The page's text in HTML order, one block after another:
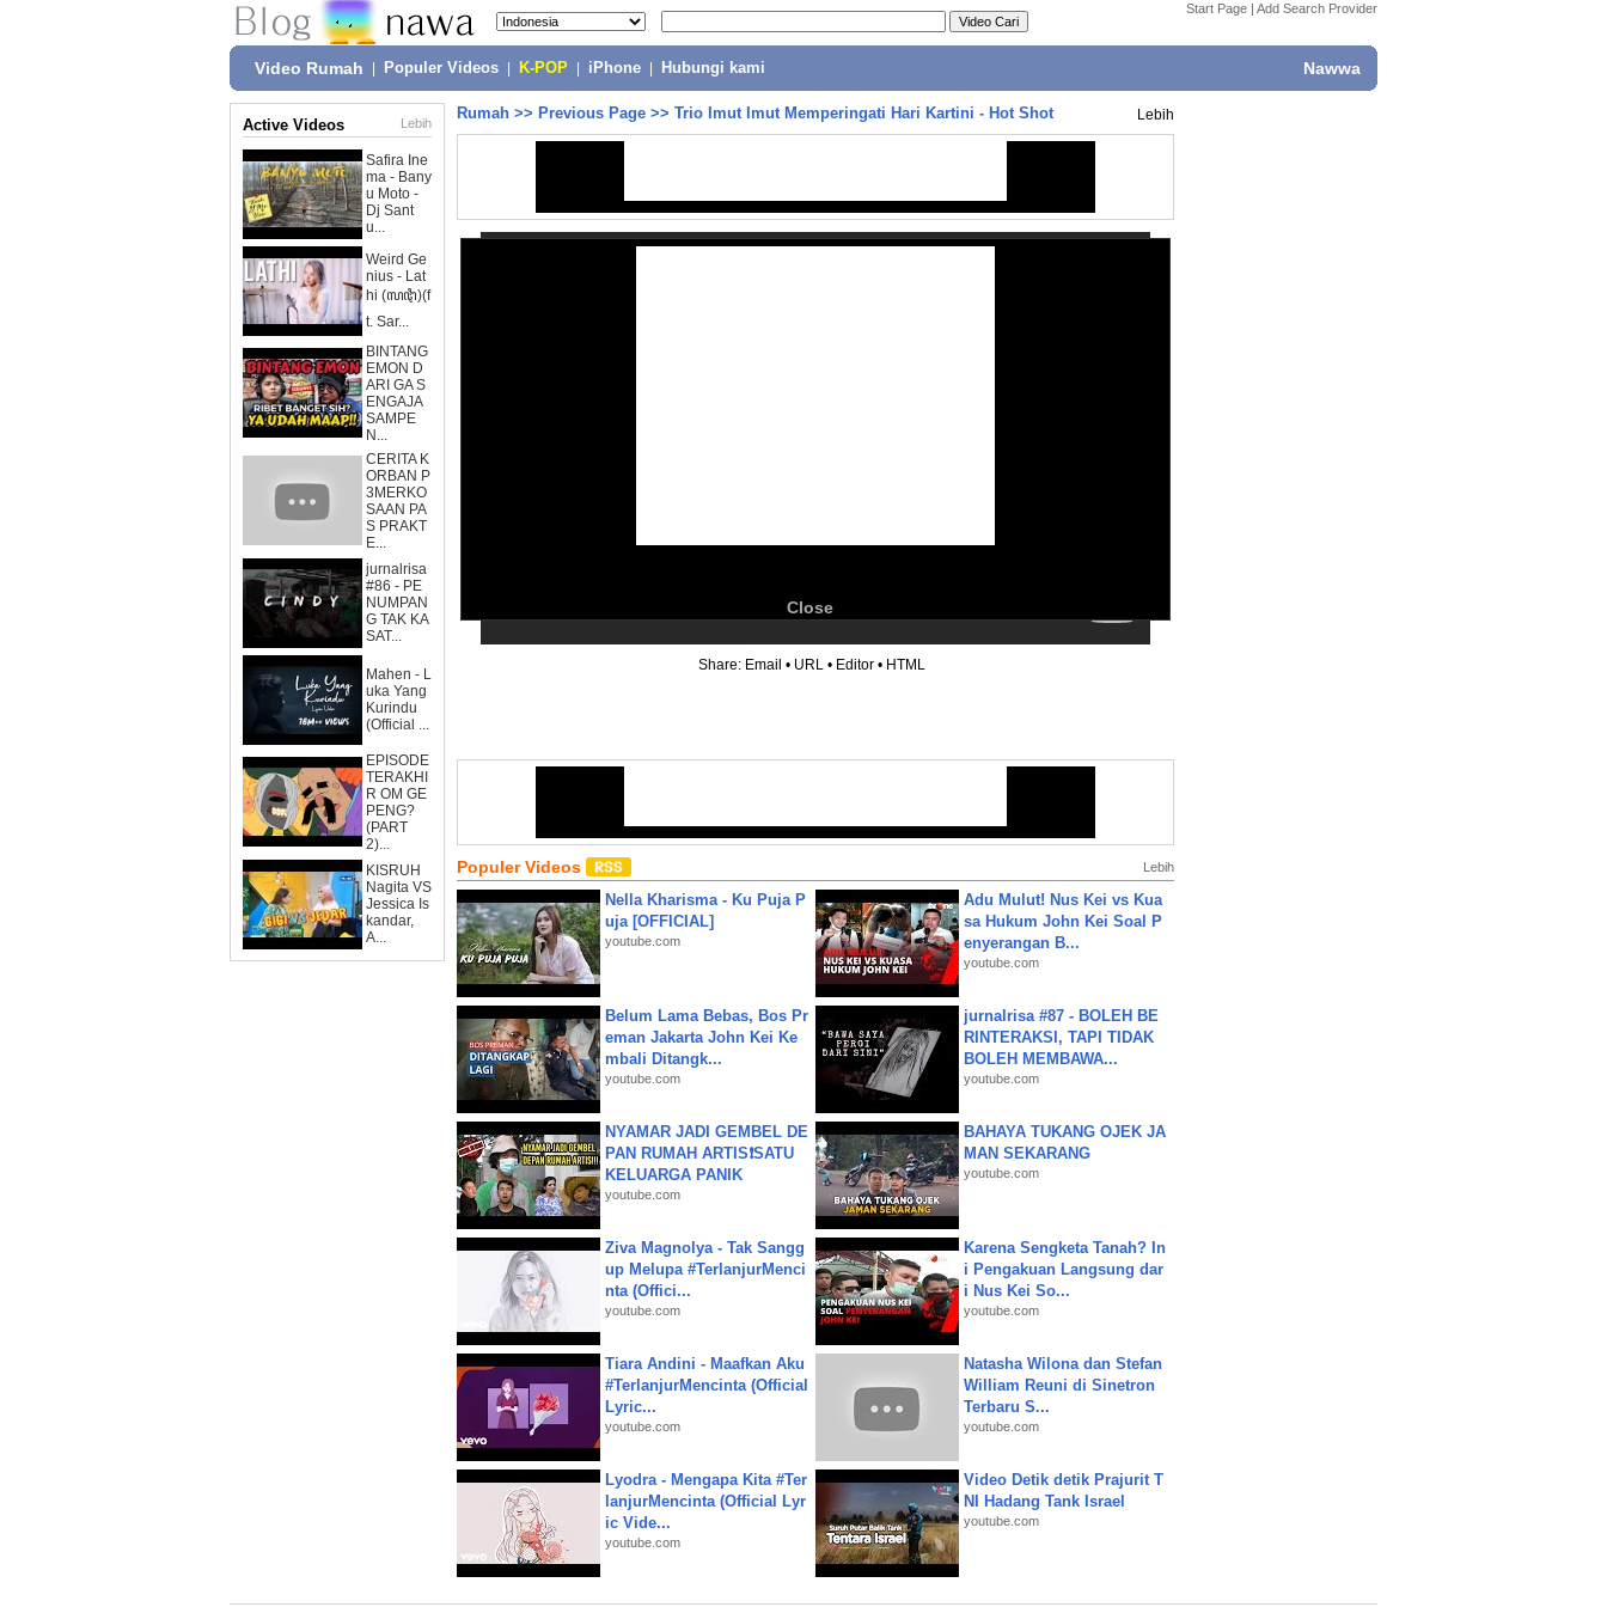
Start Page | Add Search Provider
Video Rumah Populer Videos K-POP iPhone Hubungi kami Nawwa
Active Videos Lebih
Safira Ine
ma - Bany
u Moto -
Dj Sant
u...
Weird Ge
nius - Lat
hi (ꦭꦛꦶ)(f
t. Sar...
BINTANG
EMON D
ARI GA S
ENGAJA
SAMPE
N...
CERITA K
ORBAN P
3MERKO
SAAN PA
S PRAKT
E...
jurnalrisa
#86 - PE
NUMPAN
G TAK KA
SAT...
Mahen - L
uka Yang
Kurindu
(Official ...
EPISODE
TERAKHI
R OM GE
PENG?
(PART
2)...
KISRUH
Nagita VS
Jessica Is
kandar,
A...
Rumah >> Previous Page >> Trio Imut Imut Memperingati Hari Kartini - Hot Shot Lebih
Close
Share: Email • URL • Editor • HTML
Populer Videos Lebih
Nella Kharisma - Ku Puja P
uja [OFFICIAL]
youtube.com
Adu Mulut! Nus Kei vs Kua
sa Hukum John Kei Soal P
enyerangan B...
youtube.com
Belum Lama Bebas, Bos Pr
eman Jakarta John Kei Ke
mbali Ditangk...
youtube.com
jurnalrisa #87 - BOLEH BE
RINTERAKSI, TAPI TIDAK
BOLEH MEMBAWA...
youtube.com
NYAMAR JADI GEMBEL DE
PAN RUMAH ARTIS❗SATU
KELUARGA PANIK
youtube.com
BAHAYA TUKANG OJEK JA
MAN SEKARANG
youtube.com
Ziva Magnolya - Tak Sangg
up Melupa #TerlanjurMenci
nta (Offici...
youtube.com
Karena Sengketa Tanah? In
i Pengakuan Langsung dar
i Nus Kei So...
youtube.com
Tiara Andini - Maafkan Aku
#TerlanjurMencinta (Official
Lyric...
youtube.com
Natasha Wilona dan Stefan
William Reuni di Sinetron
Terbaru S...
youtube.com
Lyodra - Mengapa Kita #Ter
lanjurMencinta (Official Lyr
ic Vide...
youtube.com
Video Detik detik Prajurit T
NI Hadang Tank Israel
youtube.com